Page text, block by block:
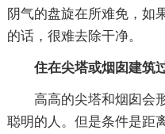
阴气的盘旋在所难免，如
的话，很难去除干净。
住在尖塔或烟囱建筑
高高的尖塔和烟囱会
聪明的人。但是条件是距